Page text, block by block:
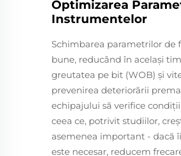
Optimizarea
Instrumentelor
Schimbarea parametrilor de
bune, reducând în acelaşi
greutatea pe bit (WOB) și
prevenirea deteriorării
echipajului să verifice
ceea ce, potrivit studiilor,
asemenea important - dacă
este necesar, reducem